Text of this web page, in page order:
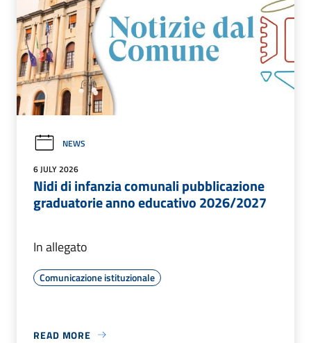
NEWS
6 JULY 2026
Nidi di infanzia comunali pubblicazione
graduatorie anno educativo 2026/2027
In allegato
Comunicazione istituzionale
READ MORE